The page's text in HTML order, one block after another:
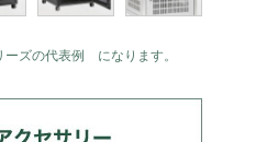
ズの代表例 になります。